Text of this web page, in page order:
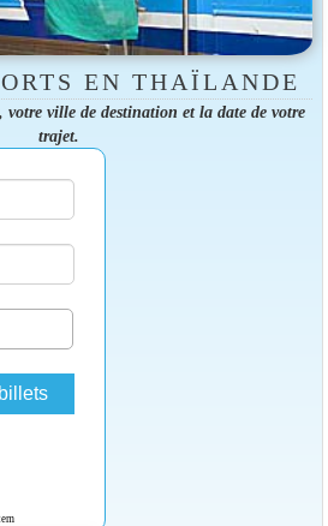
EN THAÏLANDE
votre ville de destination et la date de votre
trajet.